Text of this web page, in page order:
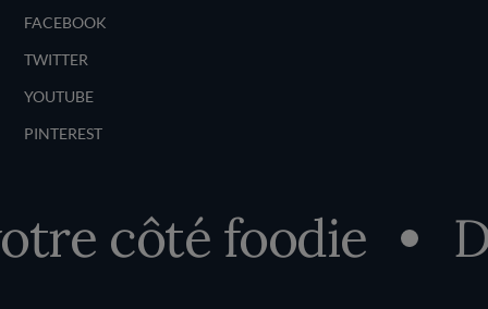
FACEBOOK
TWITTER
YOUTUBE
PINTEREST
côté foodie